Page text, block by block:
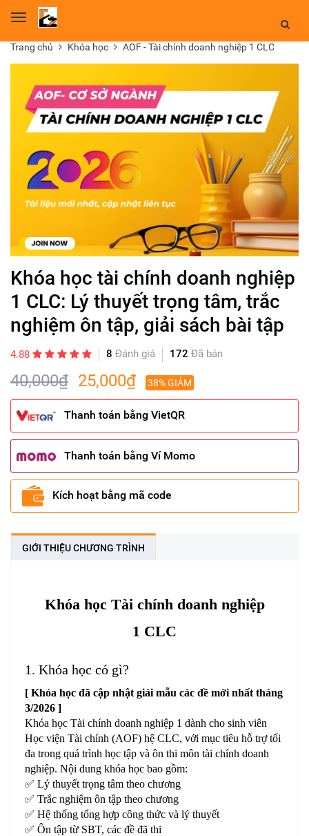
Toggle
Trang chủ Khóa học AOF - Tài chính doanh nghiệp 1 CLC
Khóa học tài chính doanh nghiệp
1 CLC: Lý thuyết trọng tâm, trắc
nghiệm ôn tập, giải sách bài tập
4.88 8 Đánh giá 172 Đã bán
40,000₫ 25,000₫ 38% GIẢM
Thanh toán bằng VietQR
Thanh toán bằng Ví Momo
Kích hoạt bằng mã code
GIỚI THIỆU CHƯƠNG TRÌNH
Khóa học Tài chính doanh nghiệp
1 CLC
1. Khóa học có gì?
[ Khóa học đã cập nhật giải mẫu các đề mới nhất tháng
3/2026 ]
Khóa học Tài chính doanh nghiệp 1 dành cho sinh viên
Học viện Tài chính (AOF) hệ CLC, với mục tiêu hỗ trợ tối
đa trong quá trình học tập và ôn thi môn tài chính doanh
nghiệp. Nội dung khóa học bao gồm:
✅ Lý thuyết trọng tâm theo chương
✅ Trắc nghiệm ôn tập theo chương
✅ Hệ thống tổng hợp công thức và lý thuyết
✅ Ôn tập từ SBT, các đề đã thi